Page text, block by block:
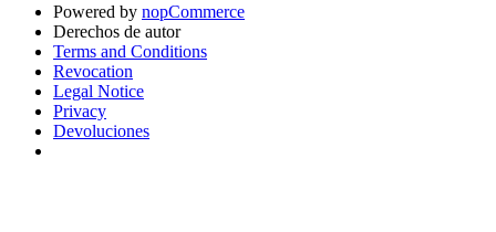
Powered by nopCommerce
Derechos de autor
Terms and Conditions
Revocation
Legal Notice
Privacy
Devoluciones